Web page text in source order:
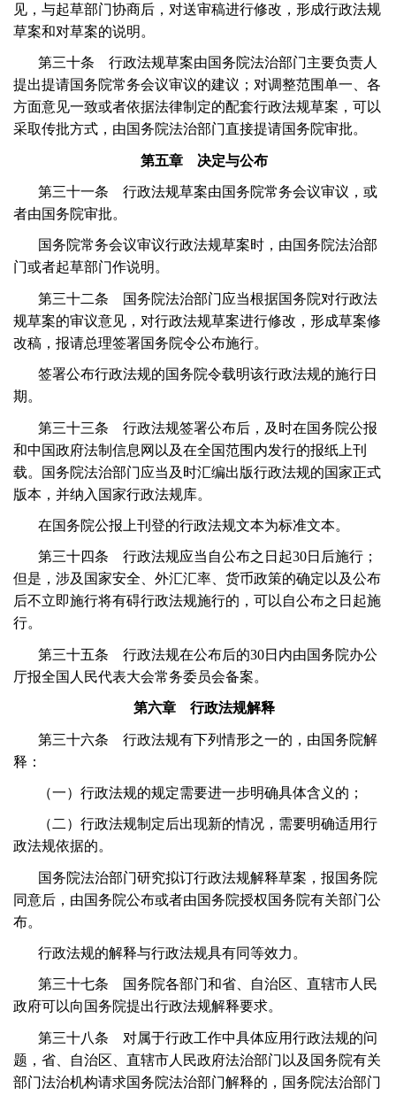
见，与起草部门协商后，对送审稿进行修改，形成行政法规
草案和对草案的说明。
第三十条 行政法规草案由国务院法治部门主要负责人
提出提请国务院常务会议审议的建议；对调整范围单一、各
方面意见一致或者依据法律制定的配套行政法规草案，可以
采取传批方式，由国务院法治部门直接提请国务院审批。
第五章 决定与公布
第三十一条 行政法规草案由国务院常务会议审议，或
者由国务院审批。
国务院常务会议审议行政法规草案时，由国务院法治部
门或者起草部门作说明。
第三十二条 国务院法治部门应当根据国务院对行政法
规草案的审议意见，对行政法规草案进行修改，形成草案修
改稿，报请总理签署国务院令公布施行。
签署公布行政法规的国务院令载明该行政法规的施行日
期。
第三十三条 行政法规签署公布后，及时在国务院公报
和中国政府法制信息网以及在全国范围内发行的报纸上刊
载。国务院法治部门应当及时汇编出版行政法规的国家正式
版本，并纳入国家行政法规库。
在国务院公报上刊登的行政法规文本为标准文本。
第三十四条 行政法规应当自公布之日起30日后施行；
但是，涉及国家安全、外汇汇率、货币政策的确定以及公布
后不立即施行将有碍行政法规施行的，可以自公布之日起施
行。
第三十五条 行政法规在公布后的30日内由国务院办公
厅报全国人民代表大会常务委员会备案。
第六章 行政法规解释
第三十六条 行政法规有下列情形之一的，由国务院解
释：
（一）行政法规的规定需要进一步明确具体含义的；
（二）行政法规制定后出现新的情况，需要明确适用行
政法规依据的。
国务院法治部门研究拟订行政法规解释草案，报国务院
同意后，由国务院公布或者由国务院授权国务院有关部门公
布。
行政法规的解释与行政法规具有同等效力。
第三十七条 国务院各部门和省、自治区、直辖市人民
政府可以向国务院提出行政法规解释要求。
第三十八条 对属于行政工作中具体应用行政法规的问
题，省、自治区、直辖市人民政府法治部门以及国务院有关
部门法治机构请求国务院法治部门解释的，国务院法治部门